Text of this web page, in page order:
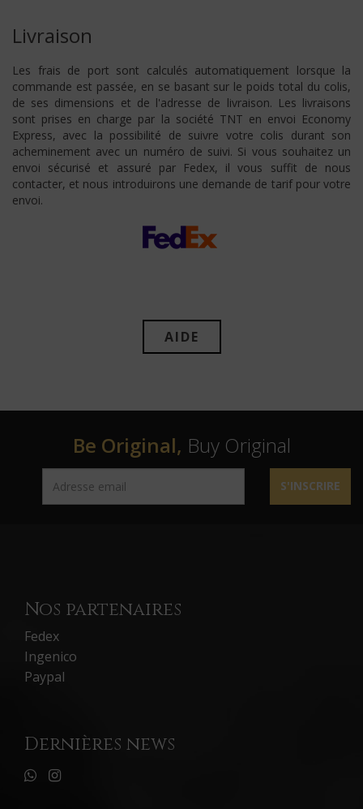
Livraison
Les frais de port sont calculés automatiquement lorsque la
commande est passée, en se basant sur le poids total du colis,
de ses dimensions et de l'adresse de livraison. Les livraisons
sont prises en charge par la société TNT en envoi Economy
Express, avec la possibilité de suivre votre colis durant son
acheminement avec un numéro de suivi. Si vous souhaitez un
envoi sécurisé et assuré par Fedex, il vous suffit de nous
contacter, et nous introduirons une demande de tarif pour votre
envoi.
AIDE
Be Original, Buy Original
S'INSCRIRE
Nos partenaires
Fedex
Ingenico
Paypal
Dernières news